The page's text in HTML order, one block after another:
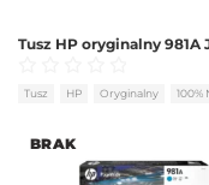
BRAK
Tusz HP oryginalny 981A
Tusz HP Oryginalny 100%